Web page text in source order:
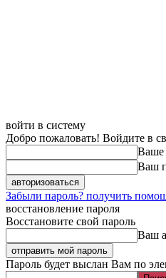
войти в систему
Добро пожаловать! Войдите в
Ваше
Ваш
Забыли пароль? получить
восстановление пароля
Восстановите свой пароль
Ваш
Пароль будет выслан Вам по